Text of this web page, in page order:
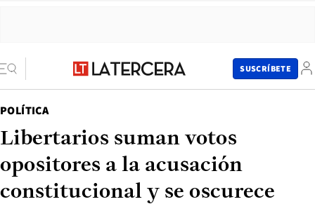
SUSCRÍBETE
POLÍTICA
Libertarios suman votos
opositores a la acusación
constitucional y se oscurece